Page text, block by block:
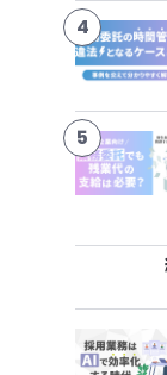
4
5